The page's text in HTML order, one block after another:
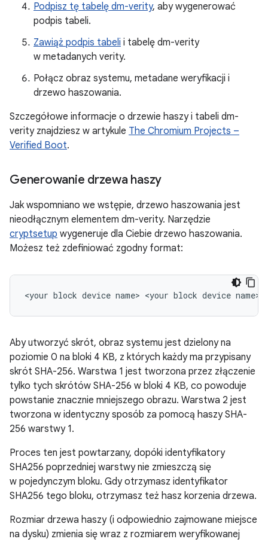
Podpisz tę tabelę dm-verity, aby wygenerować
podpis tabeli.
Zawiąż podpis tabeli i tabelę dm-verity
w metadanych verity.
Połącz obraz systemu, metadane weryfikacji i
drzewo haszowania.
Szczegółowe informacje o drzewie haszy i tabeli dm-
verity znajdziesz w artykule The Chromium Projects –
Verified Boot.
Generowanie drzewa haszy
Jak wspomniano we wstępie, drzewo haszowania jest
nieodłącznym elementem dm-verity. Narzędzie
cryptsetup wygeneruje dla Ciebie drzewo haszowania.
Możesz też zdefiniować zgodny format:
Aby utworzyć skrót, obraz systemu jest dzielony na
poziomie 0 na bloki 4 KB, z których każdy ma przypisany
skrót SHA-256. Warstwa 1 jest tworzona przez złączenie
tylko tych skrótów SHA-256 w bloki 4 KB, co powoduje
powstanie znacznie mniejszego obrazu. Warstwa 2 jest
tworzona w identyczny sposób za pomocą haszy SHA-
256 warstwy 1.
Proces ten jest powtarzany, dopóki identyfikatory
SHA256 poprzedniej warstwy nie zmieszczą się
w pojedynczym bloku. Gdy otrzymasz identyfikator
SHA256 tego bloku, otrzymasz też hasz korzenia drzewa.
Rozmiar drzewa haszy (i odpowiednio zajmowane miejsce
na dysku) zmienia się wraz z rozmiarem weryfikowanej